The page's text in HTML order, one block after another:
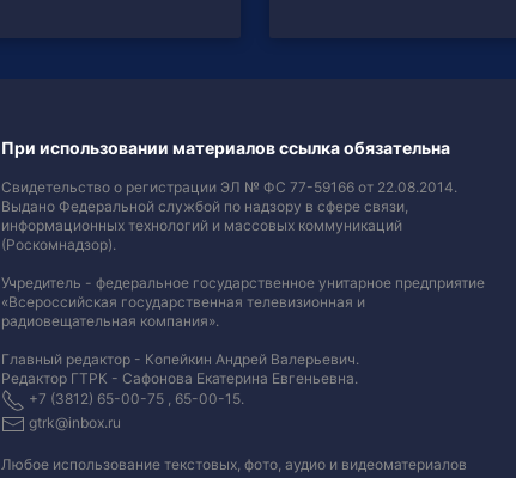
При использовании материалов ссылка обязательна
Свидетельство о регистрации ЭЛ № ФС 77-59166 от 22.08.2014.
Выдано Федеральной службой по надзору в сфере связи,
информационных технологий и массовых коммуникаций
(Роскомнадзор).
Учредитель - федеральное государственное унитарное предприятие
«Всероссийская государственная телевизионная и
радиовещательная компания».
Главный редактор - Копейкин Андрей Валерьевич.
Редактор ГТРК - Сафонова Екатерина Евгеньевна.
+7 (3812) 65-00-75 , 65-00-15.
gtrk@inbox.ru
Любое использование текстовых, фото, аудио и видеоматериалов